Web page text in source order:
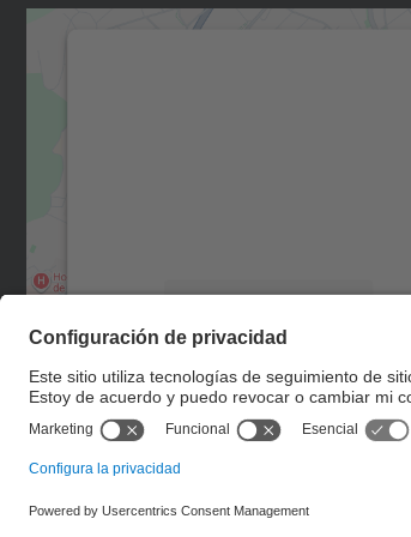
Aceptar
powered byUsercentrics Consent
Management Platform